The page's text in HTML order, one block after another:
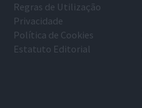
Regras de Utilização
Privacidade
Política de Cookies
Estatuto Editorial